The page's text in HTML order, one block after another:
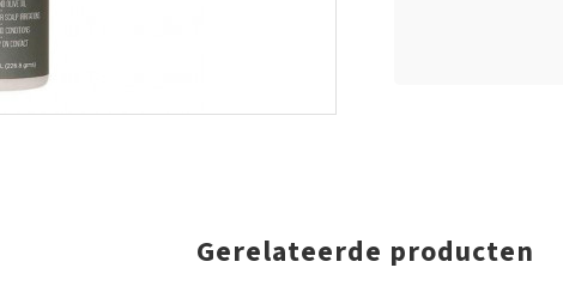
Gerelateerde producten